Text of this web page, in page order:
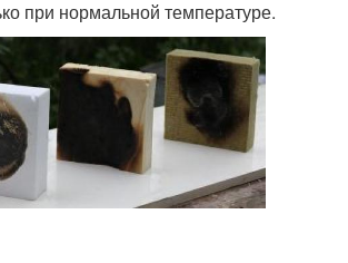
при нормальной температуре.